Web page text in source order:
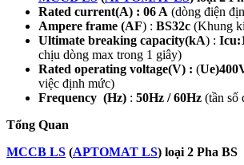
Rated current(A) : 06 A (dòng điện
Ampere frame (AF) : BS32c (Khung
Ultimate breaking capacity(kA) :
chịu dòng max trong 1 giây)
Rated operating voltage(V) : (
việc định mức)
Frequency (Hz) : 50Hz / 60Hz (tần số
Tổng Quan
MCCB LS (APTOMAT LS) loại 2 Pha BS